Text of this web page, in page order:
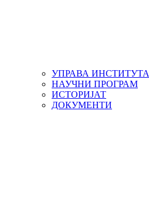
УПРАВА ИНСТИТУТА
НАУЧНИ ПРОГРАМ
ИСТОРИЈАТ
ДОКУМЕНТИ